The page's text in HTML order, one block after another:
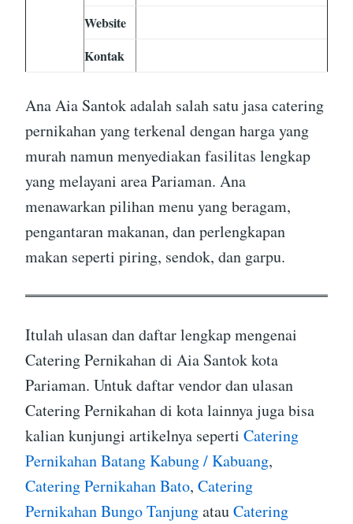
Website
Kontak
Ana Aia Santok adalah salah satu jasa catering
pernikahan yang terkenal dengan harga yang
murah namun menyediakan fasilitas lengkap
yang melayani area Pariaman. Ana
menawarkan pilihan menu yang beragam,
pengantaran makanan, dan perlengkapan
makan seperti piring, sendok, dan garpu.
Itulah ulasan dan daftar lengkap mengenai
Catering Pernikahan di Aia Santok kota
Pariaman. Untuk daftar vendor dan ulasan
Catering Pernikahan di kota lainnya juga bisa
kalian kunjungi artikelnya seperti Catering
Pernikahan Batang Kabung / Kabuang,
Catering Pernikahan Bato, Catering
Pernikahan Bungo TanjungatauCatering